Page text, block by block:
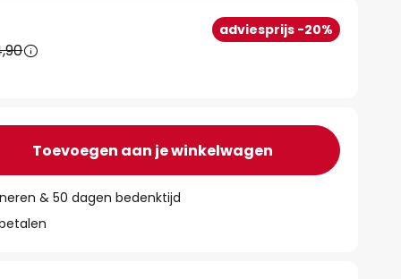
adviesprijs -20%
Toevoegen aan je winkelwagen
& 50 dagen bedenktijd